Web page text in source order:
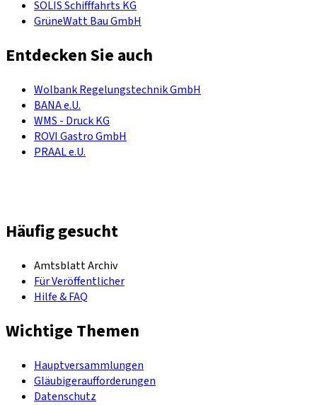
SOLIS Schifffahrts KG
GrüneWatt Bau GmbH
Entdecken Sie auch
Wolbank Regelungstechnik GmbH
BANA e.U.
WMS - Druck KG
ROVI Gastro GmbH
PRAAL e.U.
Häufig gesucht
Amtsblatt Archiv
Für Veröffentlicher
Hilfe & FAQ
Wichtige Themen
Hauptversammlungen
Gläubigeraufforderungen
Datenschutz